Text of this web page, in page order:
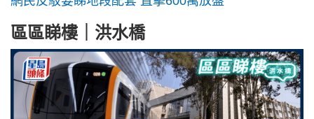
區區睇樓｜洪水橋